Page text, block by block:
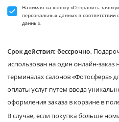
Нажимая на кнопку «Отправить
персональных данных в соответствии
данных.
Срок действия: бессрочно.
использован на один онлайн-заказ
терминалах салонов «Фотосфера»
оплаты услуг путем ввода
оформления заказа в корзине в
В случае, если покупка больше